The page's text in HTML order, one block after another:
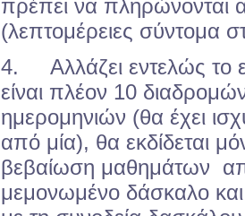
πρέπει να πληρώνονται
(λεπτομέρειες σύντομα
4. Αλλάζει εντελώς το
είναι πλέον 10
ημερομηνιών (θα έχει
από μία), θα εκδίδεται
βεβαίωση μαθημάτων
μεμονωμένο δάσκαλο και